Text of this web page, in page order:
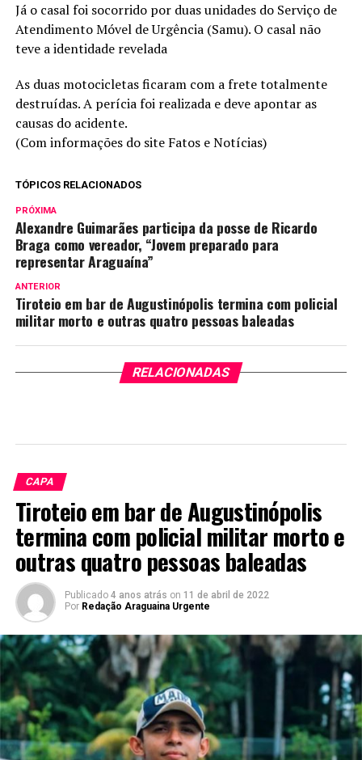
Já o casal foi socorrido por duas unidades do Serviço de
Atendimento Móvel de Urgência (Samu). O casal não
teve a identidade revelada
As duas motocicletas ficaram com a frete totalmente
destruídas. A perícia foi realizada e deve apontar as
causas do acidente.
(Com informações do site Fatos e Notícias)
TÓPICOS RELACIONADOS
PRÓXIMA
Alexandre Guimarães participa da posse de Ricardo
Braga como vereador, “Jovem preparado para
representar Araguaína”
ANTERIOR
Tiroteio em bar de Augustinópolis termina com policial
militar morto e outras quatro pessoas baleadas
RELACIONADAS
CAPA
Tiroteio em bar de Augustinópolis
termina com policial militar morto e
outras quatro pessoas baleadas
Publicado 4 anos atrás on 11 de abril de 2022
Por Redação Araguaina Urgente